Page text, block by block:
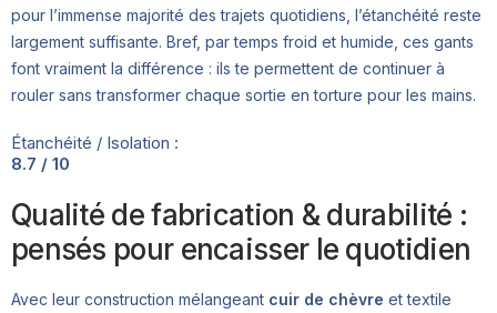
pour l’immense majorité des trajets quotidiens, l’étanchéité reste
largement suffisante. Bref, par temps froid et humide, ces gants
font vraiment la différence : ils te permettent de continuer à
rouler sans transformer chaque sortie en torture pour les mains.
Étanchéité / Isolation :
8.7 / 10
Qualité de fabrication & durabilité :
pensés pour encaisser le quotidien
Avec leur construction mélangeant cuir de chèvre et textile